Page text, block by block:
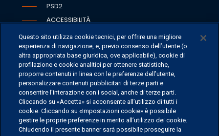
PSD2
ACCESSIBILITÀ
SEDI
CONTATTI
CONTATTI PER I MEDIA
FAQ
LAVORA CON NOI
Questo sito utilizza cookie tecnici, per offrire una migliore
esperienza di navigazione, e, previo consenso dell’utente (o
altra appropriata base giuridica, ove applicabile), cookie di
profilazione e cookie analitici per ottenere statistiche,
proporre contenuti in linea con le preferenze dell’utente,
personalizzare contenuti pubblicitari di terze parti e
consentire l’interazione con i social, anche di terze parti.
Cliccando su «Accetta» si acconsente all’utilizzo di tutti i
cookie. Cliccando su «Impostazioni cookie» è possibile
gestire le proprie preferenze in merito all’utilizzo dei cookie.
Chiudendo il presente banner sarà possibile proseguire la